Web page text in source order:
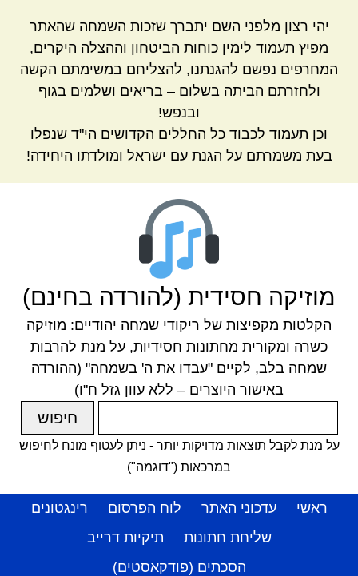
יהי רצון מלפני השם יתברך שזכות השמחה שהאתר
מפיץ תעמוד לימין כוחות הביטחון וההצלה היקרים,
המחרפים נפשם להגנתנו, להצליחם במשימתם הקשה
ולחזרתם הביתה בשלום – בריאים ושלמים בגוף
ובנפש!
וכן תעמוד לכבוד כל החללים הקדושים הי"ד שנפלו
בעת משמרתם על הגנת עם ישראל ומולדתו היחידה!
מוזיקה חסידית (להורדה בחינם)
הקלטות מקפיצות של ריקודי שמחה יהודיים: מוזיקה
כשרה ומקורית מחתונות חסידיות, על מנת להרבות
שמחה בלב, לקיים "עבדו את ה' בשמחה" (ההורדה
באישור היוצרים – ללא עוון גזל ח"ו)
על מנת לקבל תוצאות מדויקות יותר - ניתן לעטוף מונח לחיפוש
במרכאות ("דוגמה")
ראשי עדכוני האתר לוח הפרסום
רינגטונים
שליחת חתונות
תיקיות דרייב
הסכתים (פודקאסטים)